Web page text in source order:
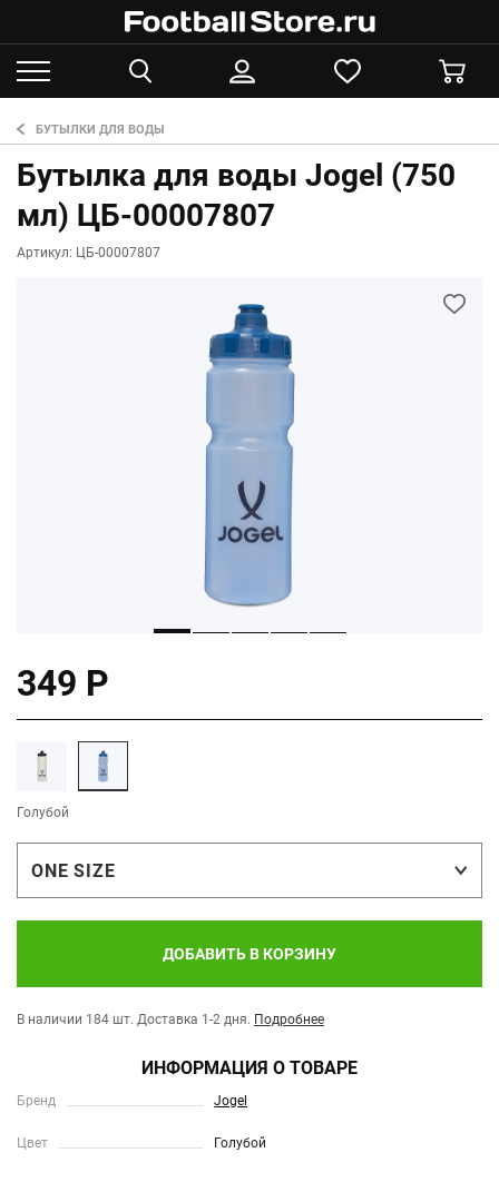
БУТЫЛКИ ДЛЯ ВОДЫ
Бутылка для воды Jogel (750
мл) ЦБ-00007807
Артикул: ЦБ-00007807
349 Р
Голубой
ONE SIZE
ДОБАВИТЬ В КОРЗИНУ
В наличии 184 шт. Доставка 1-2 дня. Подробнее
ИНФОРМАЦИЯ О ТОВАРЕ
Бренд Jogel
Цвет Голубой